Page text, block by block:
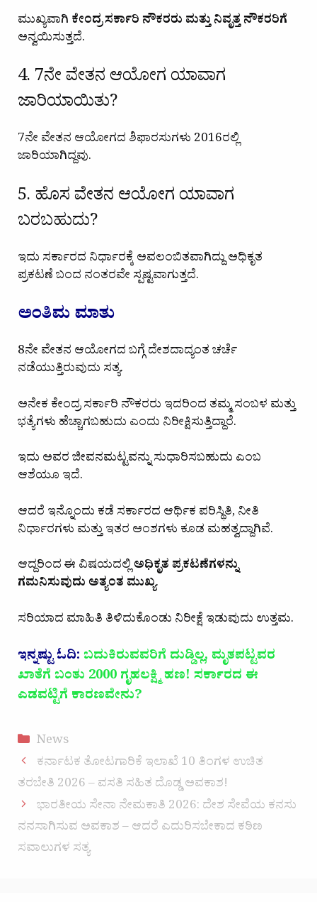
ಮುಖ್ಯವಾಗಿ ಕೇಂದ್ರ ಸರ್ಕಾರಿ ನೌಕರರು ಮತ್ತು ನಿವೃತ್ತ ನೌಕರರಿಗೆ
ಅನ್ವಯಿಸುತ್ತದೆ.
4. 7ನೇ ವೇತನ ಆಯೋಗ ಯಾವಾಗ
ಜಾರಿಯಾಯಿತು?
7ನೇ ವೇತನ ಆಯೋಗದ ಶಿಫಾರಸುಗಳು 2016ರಲ್ಲಿ
ಜಾರಿಯಾಗಿದ್ದವು.
5. ಹೊಸ ವೇತನ ಆಯೋಗ ಯಾವಾಗ
ಬರಬಹುದು?
ಇದು ಸರ್ಕಾರದ ನಿರ್ಧಾರಕ್ಕೆ ಅವಲಂಬಿತವಾಗಿದ್ದು ಅಧಿಕೃತ
ಪ್ರಕಟಣೆ ಬಂದ ನಂತರವೇ ಸ್ಪಷ್ಟವಾಗುತ್ತದೆ.
ಅಂತಿಮ ಮಾತು
8ನೇ ವೇತನ ಆಯೋಗದ ಬಗ್ಗೆ ದೇಶದಾದ್ಯಂತ ಚರ್ಚೆ
ನಡೆಯುತ್ತಿರುವುದು ಸತ್ಯ.
ಅನೇಕ ಕೇಂದ್ರ ಸರ್ಕಾರಿ ನೌಕರರು ಇದರಿಂದ ತಮ್ಮ ಸಂಬಳ ಮತ್ತು
ಭತ್ಯೆಗಳು ಹೆಚ್ಚಾಗಬಹುದು ಎಂದು ನಿರೀಕ್ಷಿಸುತ್ತಿದ್ದಾರೆ.
ಇದು ಅವರ ಜೀವನಮಟ್ಟವನ್ನು ಸುಧಾರಿಸಬಹುದು ಎಂಬ
ಆಶೆಯೂ ಇದೆ.
ಆದರೆ ಇನ್ನೊಂದು ಕಡೆ ಸರ್ಕಾರದ ಆರ್ಥಿಕ ಪರಿಸ್ಥಿತಿ, ನೀತಿ
ನಿರ್ಧಾರಗಳು ಮತ್ತು ಇತರ ಅಂಶಗಳು ಕೂಡ ಮಹತ್ವದ್ದಾಗಿವೆ.
ಆದ್ದರಿಂದ ಈ ವಿಷಯದಲ್ಲಿಅಧಿಕೃತ ಪ್ರಕಟಣೆಗಳನ್ನು
ಗಮನಿಸುವುದು ಅತ್ಯಂತ ಮುಖ್ಯ.
ಸರಿಯಾದ ಮಾಹಿತಿ ತಿಳಿದುಕೊಂಡು ನಿರೀಕ್ಷೆ ಇಡುವುದು ಉತ್ತಮ.
ಇನ್ನಷ್ಟು ಓದಿ: ಬದುಕಿರುವವರಿಗೆ ದುಡ್ಡಿಲ್ಲ, ಮೃತಪಟ್ಟವರ
ಖಾತೆಗೆ ಬಂತು 2000 ಗೃಹಲಕ್ಷ್ಮಿ ಹಣ! ಸರ್ಕಾರದ ಈ
ಎಡವಟ್ಟಿಗೆ ಕಾರಣವೇನು?
Categories
News
ಕರ್ನಾಟಕ ತೋಟಗಾರಿಕೆ ಇಲಾಖೆ 10 ತಿಂಗಳ ಉಚಿತ
ತರಬೇತಿ 2026 – ವಸತಿ ಸಹಿತ ದೊಡ್ಡ ಅವಕಾಶ!
ಭಾರತೀಯ ಸೇನಾ ನೇಮಕಾತಿ 2026: ದೇಶ ಸೇವೆಯ ಕನಸು
ನನಸಾಗಿಸುವ ಅವಕಾಶ – ಆದರೆ ಎದುರಿಸಬೇಕಾದ ಕಠಿಣ
ಸವಾಲುಗಳ ಸತ್ಯ